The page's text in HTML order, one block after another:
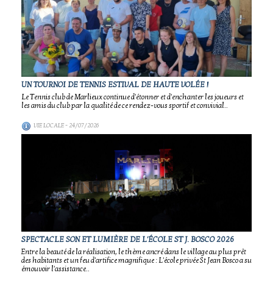
UN TOURNOI DE TENNIS ESTIVAL DE HAUTE VOLÉE !
Le Tennis club de Marlieux continue d'étonner et d'enchanter les joueurs et
les amis du club par la qualité de ce rendez-vous sportif et convivial..
VIE LOCALE- 24/07/2026
SPECTACLE SON ET LUMIÈRE DE L'ÉCOLE ST J. BOSCO 2026
Entre la beauté de la réalisation, le thème ancré dans le village au plus prêt
des habitants et un feu d'artifice magnifique : L'école privée St Jean Bosco a su
émouvoir l'assistance..